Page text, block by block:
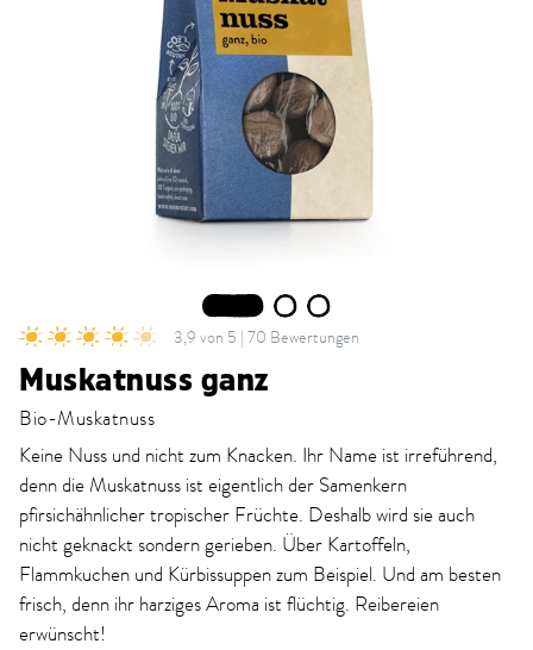
2 3
3,9 von 5 | 70 Bewertungen
Muskatnuss ganz
Bio-Muskatnuss
Keine Nuss und nicht zum Knacken. Ihr Name ist irreführend,
denn die Muskatnuss ist eigentlich der Samenkern
pfirsichähnlicher tropischer Früchte. Deshalb wird sie auch
nicht geknackt sondern gerieben. Über Kartoffeln,
Flammkuchen und Kürbissuppen zum Beispiel. Und am besten
frisch, denn ihr harziges Aroma ist flüchtig. Reibereien
erwünscht!